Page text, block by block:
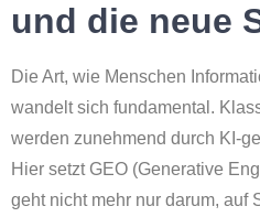
und die neue
Die Art, wie Menschen
wandelt sich fundamental.
werden zunehmend durch KI-
Hier setzt GEO (Generative
geht nicht mehr nur darum, auf